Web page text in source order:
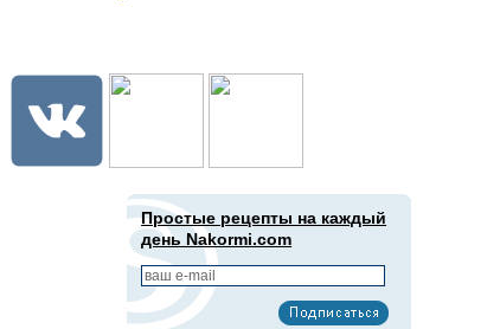
Простые рецепты на каждый
день Nakormi.com